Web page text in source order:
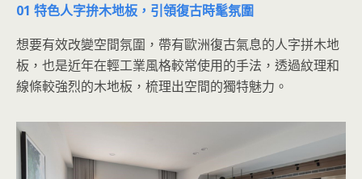
01 特色人字拚木地板，引領復古時髦氛圍
想要有效改變空間氛圍，帶有歐洲復古氣息的人字拼木地
板，也是近年在輕工業風格較常使用的手法，透過紋理和
線條較強烈的木地板，梳理出空間的獨特魅力。